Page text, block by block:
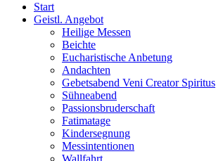
Start
Geistl. Angebot
Heilige Messen
Beichte
Eucharistische Anbetung
Andachten
Gebetsabend Veni Creator Spiritus
Sühneabend
Passionsbruderschaft
Fatimatage
Kindersegnung
Messintentionen
Wallfahrt